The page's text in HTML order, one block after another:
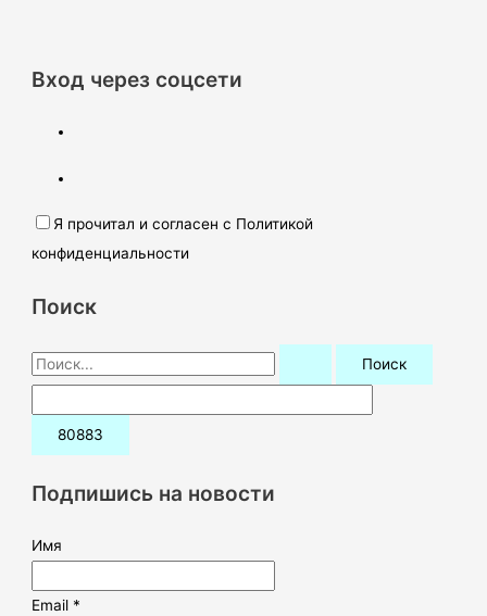
Вход через соцсети
Я прочитал и согласен с Политикой
конфиденциальности
Поиск
П
о
и
:Подпишись на новости
Имя
Email *